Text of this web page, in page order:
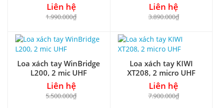
Liên hệ
1.990.000₫
Liên hệ
3.890.000₫
Loa xách tay WinBridge
L200, 2 mic UHF
Liên hệ
5.500.000₫
Loa xách tay KIWI
XT208, 2 micro UHF
Liên hệ
7.900.000₫